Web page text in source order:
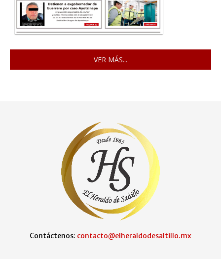
VER MÁS...
Contáctenos: contacto@elheraldodesaltillo.mx